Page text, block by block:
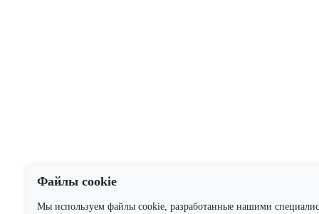
Файлы cookie
Мы используем файлы cookie, разработанные нашими